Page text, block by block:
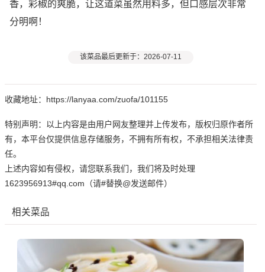
香，彩椒的爽脆，让这道菜虽然用料多，但口感层次非常
分明啊！
该菜品最后更新于：2026-07-11
收藏地址：https://lanyaa.com/zuofa/101155
特别声明：以上内容是由用户网友整理并上传发布，版权归原作者所
有，本平台仅提供信息存储服务，不拥有所有权，不承担相关法律责
任。
上述内容如有侵权，请您联系我们，我们将及时处理
1623956913#qq.com（请#替换@发送邮件）
相关菜品